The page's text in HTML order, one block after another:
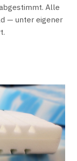
Alle
— unter eigener